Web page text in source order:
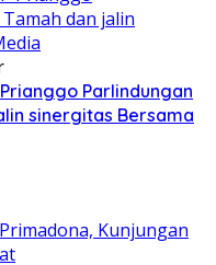
Parlindungan
sinergitas Bersama